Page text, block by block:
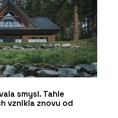
smysl. Tahle
vznikla znovu od